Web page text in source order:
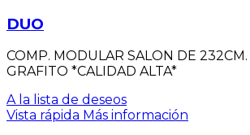
DUO
COMP. MODULAR SALON DE
GRAFITO *CALIDAD ALTA*
A la lista de deseos
Vista rápida Más información